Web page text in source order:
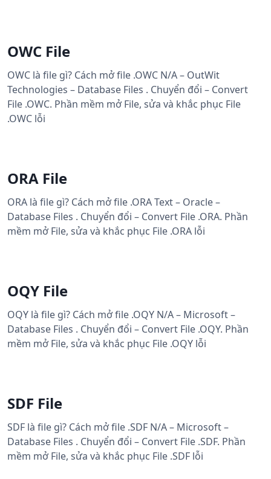
OWC File
OWC là file gì? Cách mở file .OWC N/A – OutWit
Technologies – Database Files . Chuyển đổi – Convert
File .OWC. Phần mềm mở File, sửa và khắc phục File
.OWC lỗi
ORA File
ORA là file gì? Cách mở file .ORA Text – Oracle –
Database Files . Chuyển đổi – Convert File .ORA. Phần
mềm mở File, sửa và khắc phục File .ORA lỗi
OQY File
OQY là file gì? Cách mở file .OQY N/A – Microsoft –
Database Files . Chuyển đổi – Convert File .OQY. Phần
mềm mở File, sửa và khắc phục File .OQY lỗi
SDF File
SDF là file gì? Cách mở file .SDF N/A – Microsoft –
Database Files . Chuyển đổi – Convert File .SDF. Phần
mềm mở File, sửa và khắc phục File .SDF lỗi